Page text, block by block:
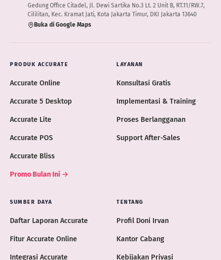
Gedung Office Citadel, Jl. Dewi Sartika No.3 Lt. 2 Unit B, RT.11/RW.7,
Cililitan, Kec. Kramat Jati, Kota Jakarta Timur, DKI Jakarta 13640
Buka di Google Maps
PRODUK ACCURATE
Accurate Online
Accurate 5 Desktop
Accurate Lite
Accurate POS
Accurate Bliss
Promo Bulan Ini →
LAYANAN
Konsultasi Gratis
Implementasi & Training
Proses Berlangganan
Support After-Sales
SUMBER DAYA
Daftar Laporan Accurate
Fitur Accurate Online
Integrasi Accurate
TENTANG
Profil Doni Irvan
Kantor Cabang
Kebijakan Privasi